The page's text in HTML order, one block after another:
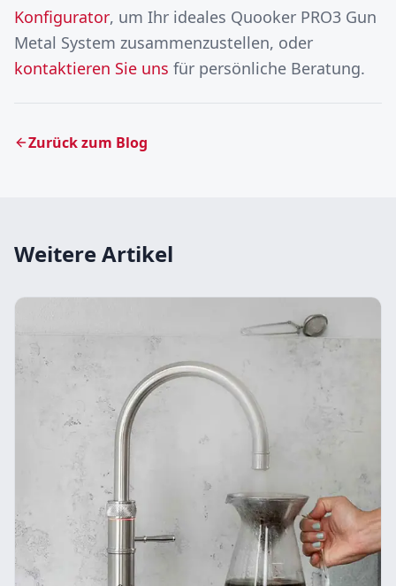
Konfigurator, um Ihr ideales Quooker PRO3 Gun
Metal System zusammenzustellen, oder
kontaktieren Sie uns für persönliche Beratung.
Zurück zum Blog
Weitere Artikel